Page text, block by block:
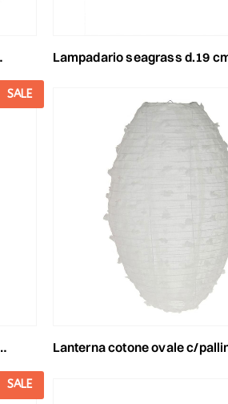
lampadario seagrass d.19 cm h.35 cm -sea-
SALE
lanterna cotone ovale c/pallini 35x35x55 cm
SALE